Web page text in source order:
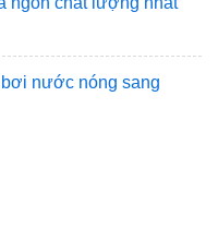
nước nóng sang